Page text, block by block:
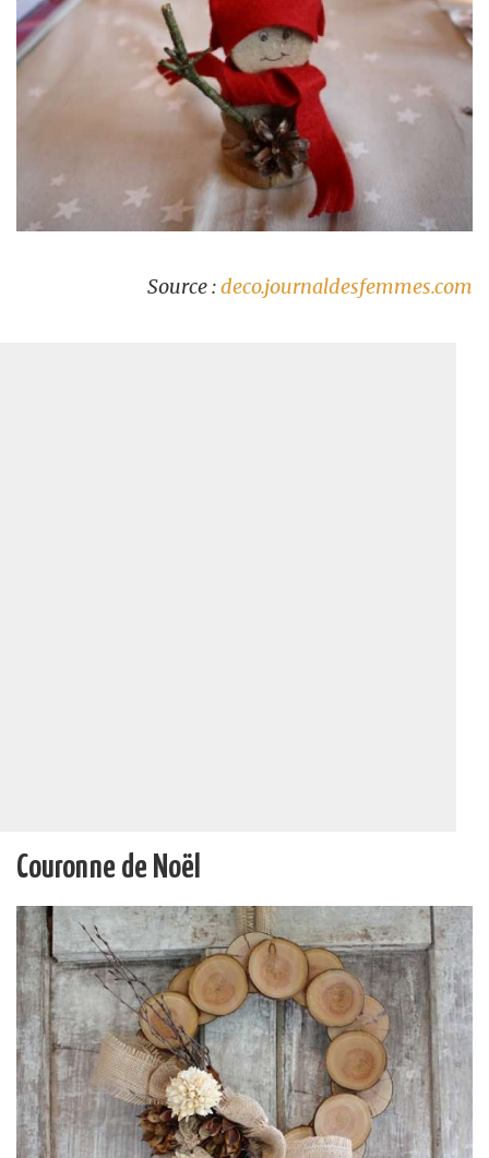
Source :deco.journaldesfemmes.com
Couronne de Noël